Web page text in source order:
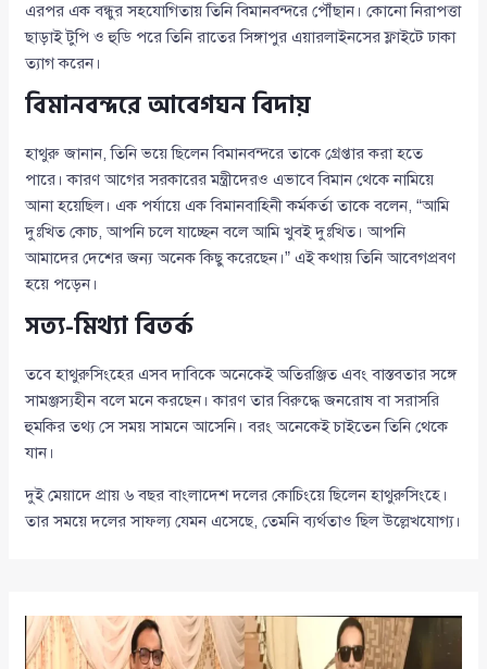
এরপর এক বন্ধুর সহযোগিতায় তিনি বিমানবন্দরে পৌঁছান। কোনো নিরাপত্তা
ছাড়াই টুপি ও হুডি পরে তিনি রাতের সিঙ্গাপুর এয়ারলাইনসের ফ্লাইটে ঢাকা
ত্যাগ করেন।
বিমানবন্দরে আবেগঘন বিদায়
হাথুরু জানান, তিনি ভয়ে ছিলেন বিমানবন্দরে তাকে গ্রেপ্তার করা হতে
পারে। কারণ আগের সরকারের মন্ত্রীদেরও এভাবে বিমান থেকে নামিয়ে
আনা হয়েছিল। এক পর্যায়ে এক বিমানবাহিনী কর্মকর্তা তাকে বলেন, “আমি
দুঃখিত কোচ, আপনি চলে যাচ্ছেন বলে আমি খুবই দুঃখিত। আপনি
আমাদের দেশের জন্য অনেক কিছু করেছেন।” এই কথায় তিনি আবেগপ্রবণ
হয়ে পড়েন।
সত্য-মিথ্যা বিতর্ক
তবে হাথুরুসিংহের এসব দাবিকে অনেকেই অতিরঞ্জিত এবং বাস্তবতার সঙ্গে
সামঞ্জস্যহীন বলে মনে করছেন। কারণ তার বিরুদ্ধে জনরোষ বা সরাসরি
হুমকির তথ্য সে সময় সামনে আসেনি। বরং অনেকেই চাইতেন তিনি থেকে
যান।
দুই মেয়াদে প্রায় ৬ বছর বাংলাদেশ দলের কোচিংয়ে ছিলেন হাথুরুসিংহে।
তার সময়ে দলের সাফল্য যেমন এসেছে, তেমনি ব্যর্থতাও ছিল উল্লেখযোগ্য।